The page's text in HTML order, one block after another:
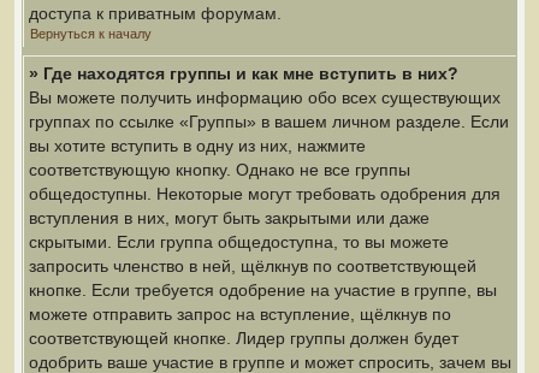
доступа к приватным форумам.
Вернуться к началу
» Где находятся группы и как мне вступить в них?
Вы можете получить информацию обо всех существующих
группах по ссылке «Группы» в вашем личном разделе. Если
вы хотите вступить в одну из них, нажмите
соответствующую кнопку. Однако не все группы
общедоступны. Некоторые могут требовать одобрения для
вступления в них, могут быть закрытыми или даже
скрытыми. Если группа общедоступна, то вы можете
запросить членство в ней, щёлкнув по соответствующей
кнопке. Если требуется одобрение на участие в группе, вы
можете отправить запрос на вступление, щёлкнув по
соответствующей кнопке. Лидер группы должен будет
одобрить ваше участие в группе и может спросить, зачем вы